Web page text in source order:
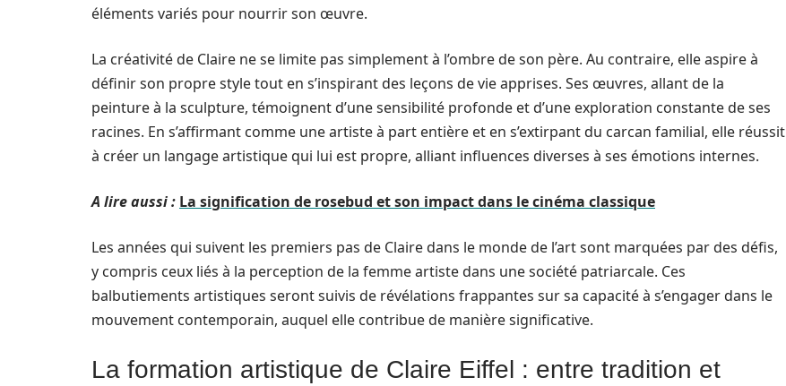
éléments variés pour nourrir son œuvre.
La créativité de Claire ne se limite pas simplement à l’ombre de son père. Au contraire, elle aspire à
définir son propre style tout en s’inspirant des leçons de vie apprises. Ses œuvres, allant de la
peinture à la sculpture, témoignent d’une sensibilité profonde et d’une exploration constante de ses
racines. En s’affirmant comme une artiste à part entière et en s’extirpant du carcan familial, elle réussit
à créer un langage artistique qui lui est propre, alliant influences diverses à ses émotions internes.
A lire aussi : La signification de rosebud et son impact dans le cinéma classique
Les années qui suivent les premiers pas de Claire dans le monde de l’art sont marquées par des défis,
y compris ceux liés à la perception de la femme artiste dans une société patriarcale. Ces
balbutiements artistiques seront suivis de révélations frappantes sur sa capacité à s’engager dans le
mouvement contemporain, auquel elle contribue de manière significative.
La formation artistique de Claire Eiffel : entre tradition et